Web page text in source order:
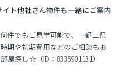
ト他社さん物件も一緒にご案内
件でもご見学可能で、一都三県
期や初期費用などのご相談もお
屋探し☆（ID：0335901131）